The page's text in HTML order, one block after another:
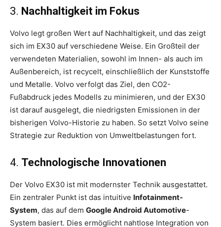
3. Nachhaltigkeit im Fokus
Volvo legt großen Wert auf Nachhaltigkeit, und das zeigt
sich im EX30 auf verschiedene Weise. Ein Großteil der
verwendeten Materialien, sowohl im Innen- als auch im
Außenbereich, ist recycelt, einschließlich der Kunststoffe
und Metalle. Volvo verfolgt das Ziel, den CO2-
Fußabdruck jedes Modells zu minimieren, und der EX30
ist darauf ausgelegt, die niedrigsten Emissionen in der
bisherigen Volvo-Historie zu haben. So setzt Volvo seine
Strategie zur Reduktion von Umweltbelastungen fort.
4. Technologische Innovationen
Der Volvo EX30 ist mit modernster Technik ausgestattet.
Ein zentraler Punkt ist das intuitive Infotainment-
System, das auf dem Google Android Automotive-
System basiert. Dies ermöglicht nahtlose Integration von